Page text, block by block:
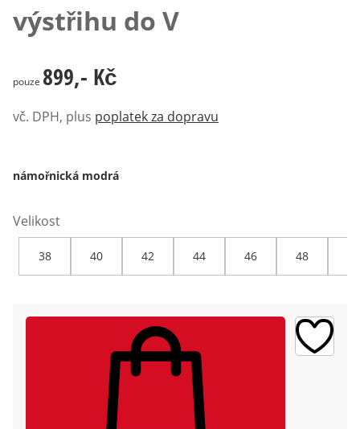
výstřihu do V
899,- Kč
pouze 899,- Kč
vč. DPH, plus poplatek za dopravu
námořnická modrá
Velikost
38 40 42 44 46 48